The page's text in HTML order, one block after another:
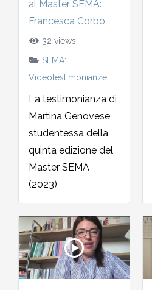
al Master SEMA:
Francesca Corbo
32 views
SEMA:
Videotestimonianze
La testimonianza di
Martina Genovese,
studentessa della
quinta edizione del
Master SEMA
(2023)
2017-2018
2016-2017
2015-2016
2014-2015
2013-2014
2012-2013
2011-2012
Morazzoni
7. Georgi Gospodinov
Petrignani
7. Rollo, Bosio, Desai, Kang
Storia: 2017
Storia: 2016
Storia: 2014
Storia: 2013
Storia: 2012
Storia: 2011
Storia: 2009